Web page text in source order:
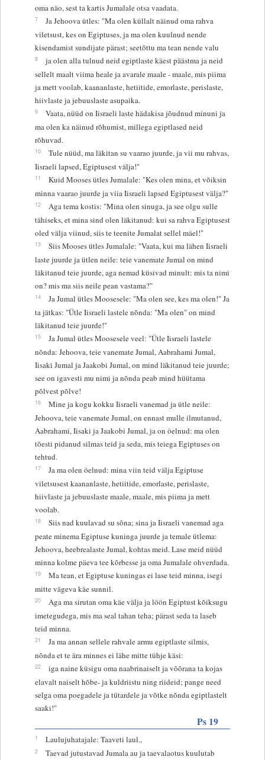
oma näo, sest ta kartis Jumalale otsa vaadata.
7
Ja Jehoova ütles: "Ma olen küllalt näinud oma rahva
viletsust, kes on Egiptuses, ja ma olen kuulnud nende
kisendamist sundijate pärast; seetõttu ma tean nende valu
8
ja olen alla tulnud neid egiptlaste käest päästma ja neid
sellelt maalt viima heale ja avarale maale - maale, mis piima
ja mett voolab, kaananlaste, hetiitide, emorlaste, perislaste,
hiivlaste ja jebuuslaste asupaika.
9
Vaata, nüüd on Iisraeli laste hädakisa jõudnud minuni ja
ma olen ka näinud rõhumist, millega egiptlased neid
rõhuvad.
10
Tule nüüd, ma läkitan su vaarao juurde, ja vii mu rahvas,
Iisraeli lapsed, Egiptusest välja!"
11
Kuid Mooses ütles Jumalale: "Kes olen mina, et võiksin
minna vaarao juurde ja viia Iisraeli lapsed Egiptusest välja?"
12
Aga tema kostis: "Mina olen sinuga, ja see olgu sulle
tähiseks, et mina sind olen läkitanud: kui sa rahva Egiptusest
oled välja viinud, siis te teenite Jumalat sellel mäel!"
13
Siis Mooses ütles Jumalale: "Vaata, kui ma lähen Iisraeli
laste juurde ja ütlen neile: teie vanemate Jumal on mind
läkitanud teie juurde, aga nemad küsivad minult: mis ta nimi
on? mis ma siis neile pean vastama?"
14
Ja Jumal ütles Moosesele: "Ma olen see, kes ma olen!" Ja
ta jätkas: "Ütle Iisraeli lastele nõnda: "Ma olen" on mind
läkitanud teie juurde!"
15
Ja Jumal ütles Moosesele veel: "Ütle Iisraeli lastele
nõnda: Jehoova, teie vanemate Jumal, Aabrahami Jumal,
Iisaki Jumal ja Jaakobi Jumal, on mind läkitanud teie juurde;
see on igavesti mu nimi ja nõnda peab mind hüütama
põlvest põlve!
16
Mine ja kogu kokku Iisraeli vanemad ja ütle neile:
Jehoova, teie vanemate Jumal, on ennast mulle ilmutanud,
Aabrahami, Iisaki ja Jaakobi Jumal, ja on öelnud: ma olen
tõesti pidanud silmas teid ja seda, mis teiega Egiptuses on
tehtud.
17
Ja ma olen öelnud: mina viin teid välja Egiptuse
viletsusest kaananlaste, hetiitide, emorlaste, perislaste,
hiivlaste ja jebuuslaste maale, maale, mis piima ja mett
voolab.
18
Siis nad kuulavad su sõna; sina ja Iisraeli vanemad aga
peate minema Egiptuse kuninga juurde ja temale ütlema:
Jehoova, heebrealaste Jumal, kohtas meid. Lase meid nüüd
minna kolme päeva tee kõrbesse ja oma Jumalale ohverdada.
19
Ma tean, et Egiptuse kuningas ei lase teid minna, isegi
mitte vägeva käe sunnil.
20
Aga ma sirutan oma käe välja ja löön Egiptust kõiksugu
imetegudega, mis ma seal tahan teha; pärast seda ta laseb
teid minna.
21
Ja ma annan sellele rahvale armu egiptlaste silmis,
nõnda et te ära minnes ei lähe mitte tühje käsi:
22
iga naine küsigu oma naabrinaiselt ja võõrana ta kojas
elavalt naiselt hõbe- ja kuldriistu ning riideid; pange need
selga oma poegadele ja tütardele ja võtke nõnda egiptlastelt
saaki!"
Ps 19
1 Laulujuhatajale: Taaveti laul.,
2
Taevad jutustavad Jumala au ja taevalaotus kuulutab